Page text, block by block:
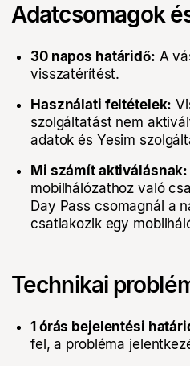
Adatcsomagok
30 napos határidő: A
visszatérítést.
Használati feltételek:
szolgáltatást nem
adatok és Yesim
Mi számít aktiválásnak:
mobilhálózathoz való
Day Pass csomagnál a
csatlakozik egy
Technikai
1 órás bejelentési
fel, a probléma